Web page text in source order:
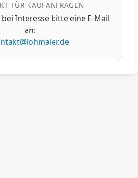
FÜR KAUFANFRAGEN
Interesse bitte eine E‑Mail
an: